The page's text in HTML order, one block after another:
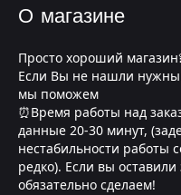
О магазине
Просто хороший
Если Вы не нашли
мы поможем
⏰Время работы над
данные 20-30 минут,
нестабильности работы
редко). Если вы
обязательно сделаем!